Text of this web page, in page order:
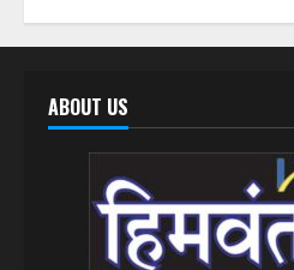
ABOUT US